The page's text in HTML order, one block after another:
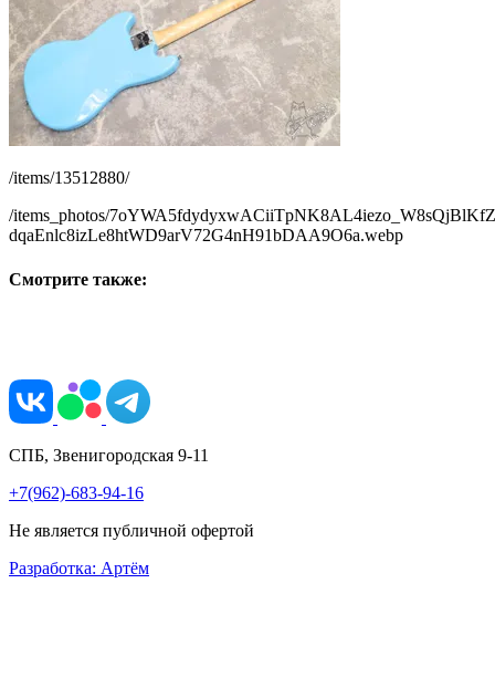
/items/13512880/
/items_photos/
dqaEnlc8izLe8htWD9arV72G4nH91bDAA9O6a.webp
Смотрите также:
СПБ, Звенигородская 9-11
+7(962)-683-94-16
Не является публичной офертой
Разработка: Артём